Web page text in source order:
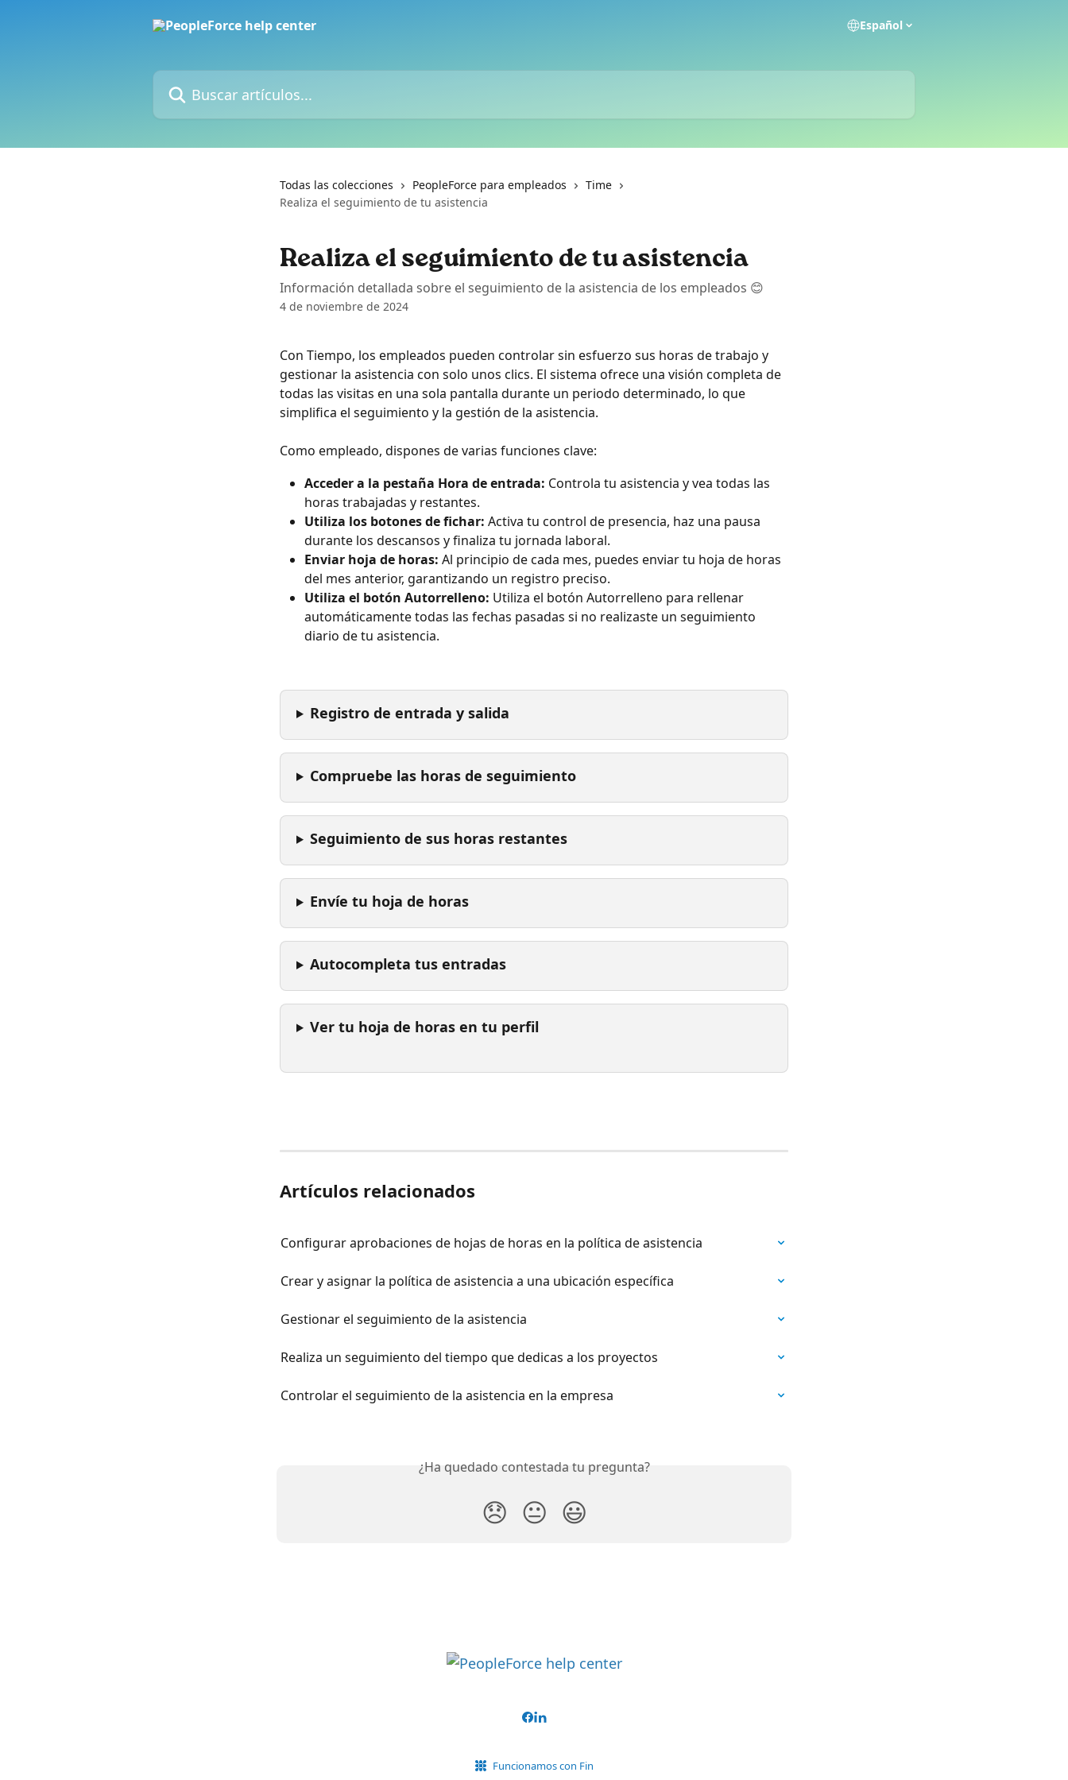
Español
Buscar artículos...
Todas las colecciones PeopleForce para empleados
Time
Realiza el seguimiento de tu asistencia
Realiza el seguimiento de tu asistencia
Información detallada sobre el seguimiento de la asistencia de los empleados 😊
4 de noviembre de 2024
Con Tiempo, los empleados pueden controlar sin esfuerzo sus horas de trabajo y
gestionar la asistencia con solo unos clics. El sistema ofrece una visión completa de
todas las visitas en una sola pantalla durante un periodo determinado, lo que
simplifica el seguimiento y la gestión de la asistencia.
Como empleado, dispones de varias funciones clave:
Acceder a la pestaña Hora de entrada: Controla tu asistencia y vea todas las
horas trabajadas y restantes.
Utiliza los botones de fichar: Activa tu control de presencia, haz una pausa
durante los descansos y finaliza tu jornada laboral.
Enviar hoja de horas: Al principio de cada mes, puedes enviar tu hoja de horas
del mes anterior, garantizando un registro preciso.
Utiliza el botón Autorrelleno: Utiliza el botón Autorrelleno para rellenar
automáticamente todas las fechas pasadas si no realizaste un seguimiento
diario de tu asistencia.
Registro de entrada y salida
Compruebe las horas de seguimiento
Seguimiento de sus horas restantes
Envíe tu hoja de horas
Autocompleta tus entradas
Ver tu hoja de horas en tu perfil
Artículos relacionados
Configurar aprobaciones de hojas de horas en la política de asistencia
Crear y asignar la política de asistencia a una ubicación específica
Gestionar el seguimiento de la asistencia
Realiza un seguimiento del tiempo que dedicas a los proyectos
Controlar el seguimiento de la asistencia en la empresa
¿Ha quedado contestada tu pregunta?
😞 😐 😃
Funcionamos con Fin